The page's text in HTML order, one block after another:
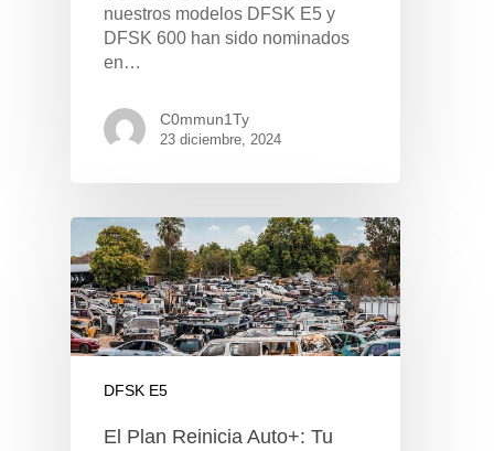
Pulse Enter para buscar o ESC para cerrar
nuestros modelos DFSK E5 y
DFSK 600 han sido nominados
en…
C0mmun1Ty
23 diciembre, 2024
DFSK E5
El Plan Reinicia Auto+: Tu